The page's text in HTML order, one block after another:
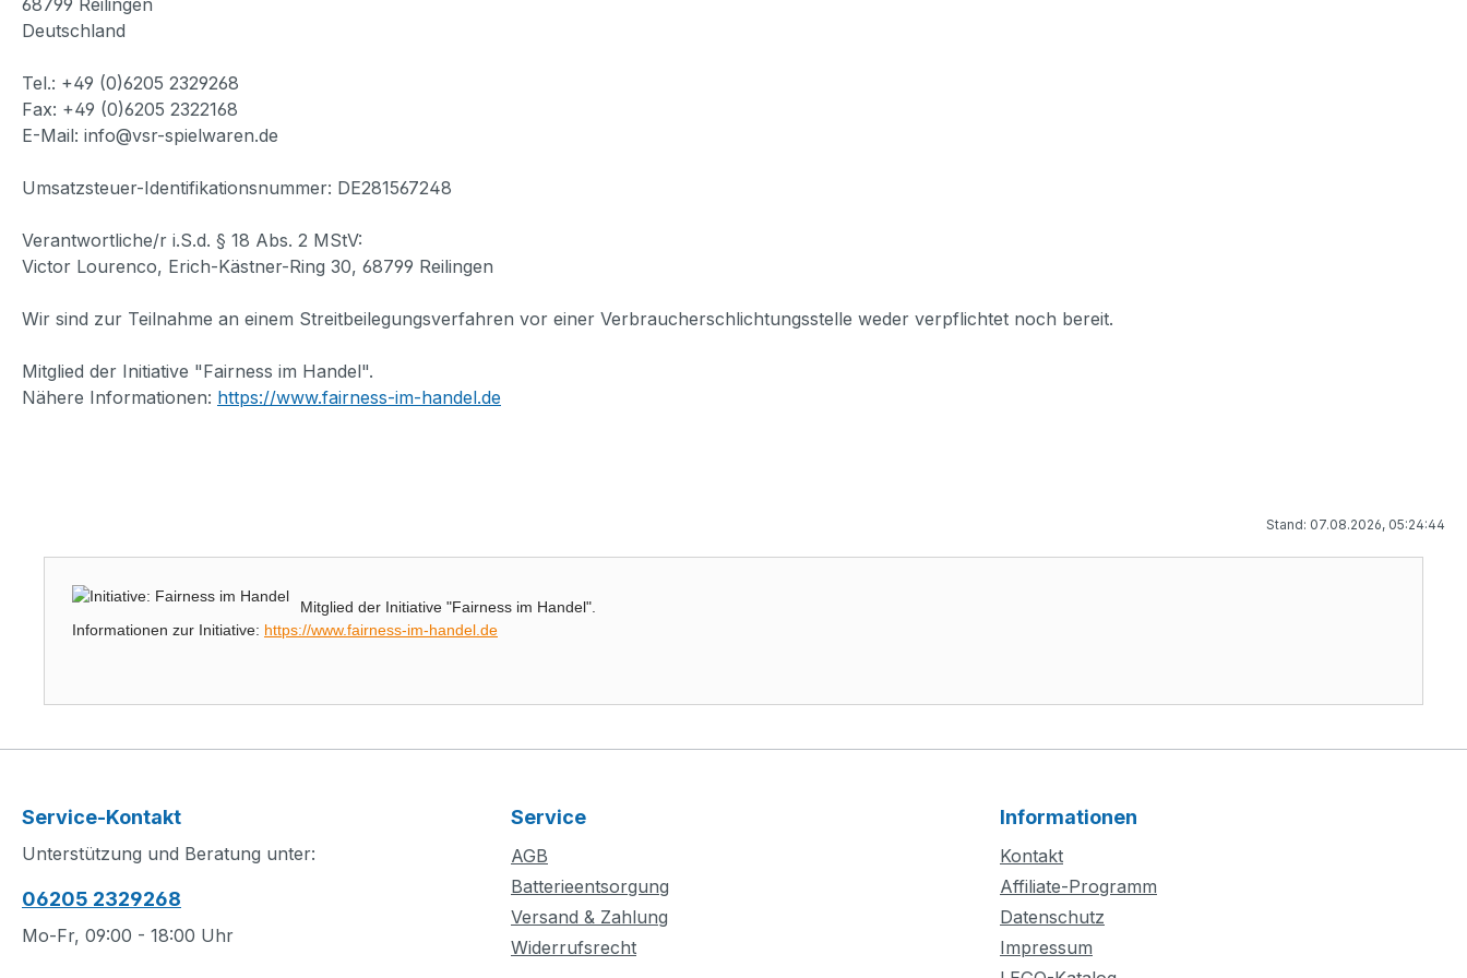
68799 Reilingen
Deutschland
Tel.: +49 (0)6205 2329268
Fax: +49 (0)6205 2322168
E-Mail: info@vsr-spielwaren.de
Umsatzsteuer-Identifikationsnummer: DE281567248
Verantwortliche/r i.S.d. § 18 Abs. 2 MStV:
Victor Lourenco, Erich-Kästner-Ring 30, 68799 Reilingen
Wir sind zur Teilnahme an einem Streitbeilegungsverfahren vor einer Verbraucherschlichtungsstelle weder verpflichtet noch bereit.
Mitglied der Initiative "Fairness im Handel".
Nähere Informationen: https://www.fairness-im-handel.de
Stand: 07.08.2026, 05:24:44
Mitglied der Initiative "Fairness im Handel".
Informationen zur Initiative: https://www.fairness-im-handel.de
Service-Kontakt
Unterstützung und Beratung unter:
06205 2329268
Mo-Fr, 09:00 - 18:00 Uhr
Service
AGB
Batterieentsorgung
Versand & Zahlung
Widerrufsrecht
Informationen
Kontakt
Affiliate-Programm
Datenschutz
Impressum